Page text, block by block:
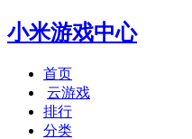
小米游戏中心
首页
云游戏
排行
分类